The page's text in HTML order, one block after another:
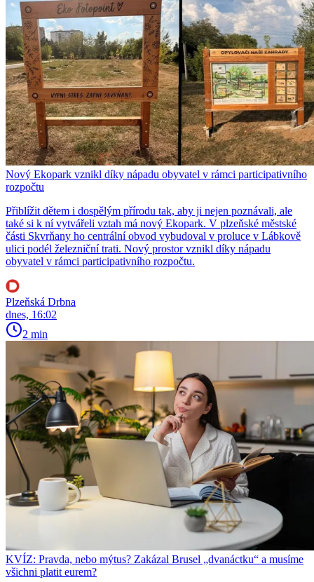
Nový Ekopark vznikl díky nápadu obyvatel v rámci participativního
rozpočtu
Přiblížit dětem i dospělým přírodu tak, aby ji nejen poznávali, ale
také si k ní vytvářeli vztah má nový Ekopark. V plzeňské městské
části Skvrňany ho centrální obvod vybudoval v proluce v Lábkově
ulici podél železniční trati. Nový prostor vznikl díky nápadu
obyvatel v rámci participativního rozpočtu.
Plzeňská Drbna
dnes, 16:02
2 min
KVÍZ: Pravda, nebo mýtus? Zakázal Brusel „dvanáctku“ a musíme
všichni platit eurem?